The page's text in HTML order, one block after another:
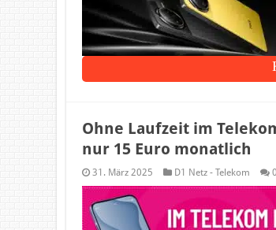
Ohne Laufzeit im
nur 15 Euro monatlich
31. März 2025 D1 Netz - Telekom 0